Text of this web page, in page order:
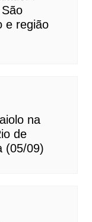
e região
na
de
(05/09)